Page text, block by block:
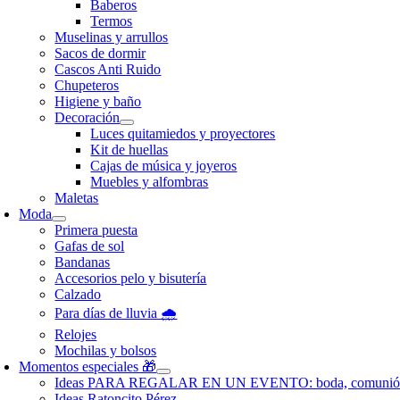
Baberos
Termos
Muselinas y arrullos
Sacos de dormir
Cascos Anti Ruido
Chupeteros
Higiene y baño
Decoración
Luces quitamiedos y proyectores
Kit de huellas
Cajas de música y joyeros
Muebles y alfombras
Maletas
Moda
Primera puesta
Gafas de sol
Bandanas
Accesorios pelo y bisutería
Calzado
Para días de lluvia 🌧️
Relojes
Mochilas y bolsos
Momentos especiales 🎁
Ideas PARA REGALAR EN UN EVENTO: boda,